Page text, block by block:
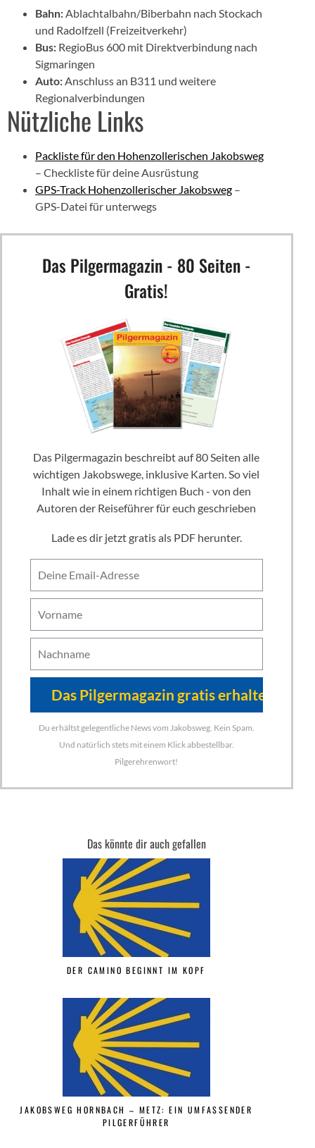
Bahn:Ablachtalbahn/Biberbahn nach Stockach
und Radolfzell (Freizeitverkehr)
Bus: RegioBus 600 mit Direktverbindung nach
Sigmaringen
Auto:Anschluss an B311 und weitere
Regionalverbindungen
Nützliche Links
Packliste für den Hohenzollerischen Jakobsweg
– Checkliste für deine Ausrüstung
GPS-Track Hohenzollerischer Jakobsweg –
GPS-Datei für unterwegs
Das Pilgermagazin - 80 Seiten -
Gratis!
Das Pilgermagazin beschreibt auf 80 Seiten alle
wichtigen Jakobswege, inklusive Karten. So viel
Inhalt wie in einem richtigen Buch - von den
Autoren der Reiseführer für euch geschrieben
Lade es dir jetzt gratis als PDF herunter.
Du erhältst gelegentliche News vom Jakobsweg. Kein Spam.
Und natürlich stets mit einem Klick abbestellbar.
Pilgerehrenwort!
Das könnte dir auch gefallen
DER CAMINO BEGINNT IM KOPF
JAKOBSWEG HORNBACH – METZ: EIN UMFASSENDER
PILGERFÜHRER